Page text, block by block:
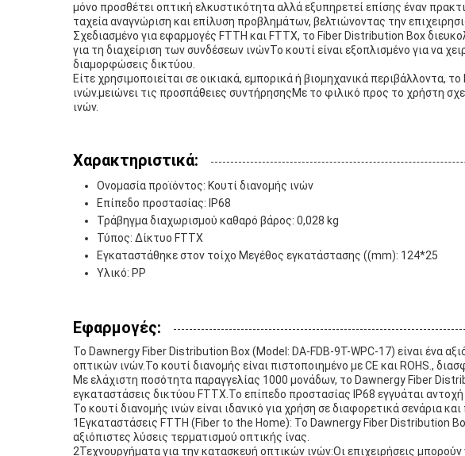
μόνο προσθέτει οπτική ελκυστικότητα αλλά εξυπηρετεί επίσης έναν
ταχεία αναγνώριση και επίλυση προβλημάτων, βελτιώνοντας την
Σχεδιασμένο για εφαρμογές FTTH και FTTX, το Fiber Distribution Box
για τη διαχείριση των συνδέσεων ινώνΤο κουτί είναι εξοπλισμένο για να
διαμορφώσεις δικτύου.
Είτε χρησιμοποιείται σε οικιακά, εμπορικά ή βιομηχανικά
ινών.μειώνει τις προσπάθειες συντήρησηςΜε το φιλικό προς το χρήστη
ινών.
Χαρακτηριστικά:
Ονομασία προϊόντος: Κουτί διανομής ινών
Επίπεδο προστασίας: IP68
Τράβηγμα διαχωρισμού καθαρό βάρος: 0,028 kg
Τύπος: Δίκτυο FTTX
Εγκαταστάθηκε στον τοίχο Μεγέθος εγκατάστασης ((mm): 124*25
Υλικό: PP
Εφαρμογές:
Το Dawnergy Fiber Distribution Box (Model: DA-FDB-9T-WPC-17) είναι ένα
οπτικών ινών.Το κουτί διανομής είναι πιστοποιημένο με CE και ROHS.,
Με ελάχιστη ποσότητα παραγγελίας 1000 μονάδων, το Dawnergy Fiber
εγκαταστάσεις δικτύου FTTX.Το επίπεδο προστασίας IP68 εγγυάται
Το κουτί διανομής ινών είναι ιδανικό για χρήση σε διαφορετικά σενάρια
1Εγκαταστάσεις FTTH (Fiber to the Home): Το Dawnergy Fiber Distribution
αξιόπιστες λύσεις τερματισμού οπτικής ίνας.
2Τεχνουργήματα για την κατασκευή οπτικών ινών:Οι επιχειρήσεις